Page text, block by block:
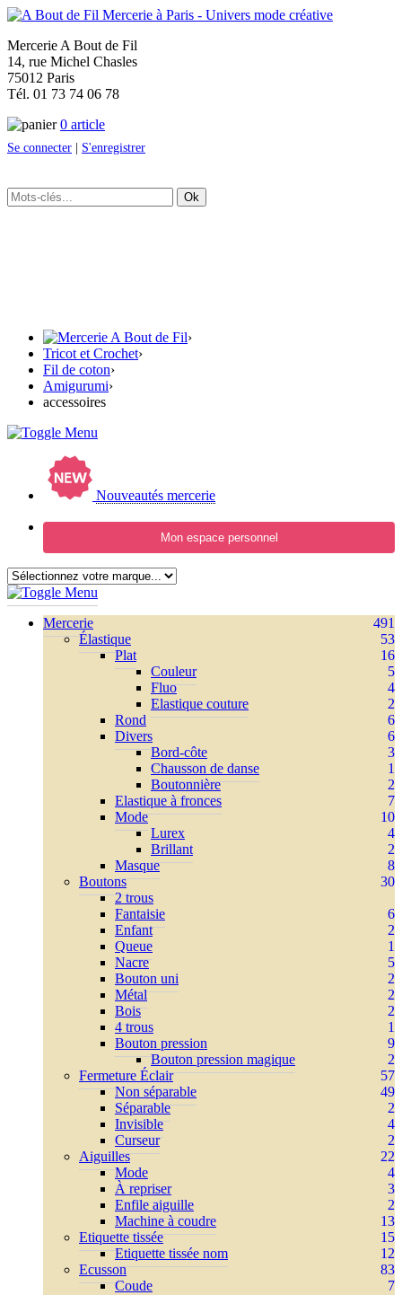
Mercerie A Bout de Fil
14, rue Michel Chasles
75012 Paris
Tél. 01 73 74 06 78
0 article
Se connecter | S'enregistrer
Ok
›
Tricot et Crochet›
Fil de coton›
Amigurumi›
accessoires
Nouveautés mercerie
Mon espace personnel
Mercerie
491
Élastique
53
Plat
16
Couleur
5
Fluo
4
Elastique couture
2
Rond
6
Divers
6
Bord-côte
3
Chausson de danse
1
Boutonnière
2
Elastique à fronces
7
Mode
10
Lurex
4
Brillant
2
Masque
8
Boutons
30
2 trous
Fantaisie
6
Enfant
2
Queue
1
Nacre
5
Bouton uni
2
Métal
2
Bois
2
4 trous
1
Bouton pression
9
Bouton pression magique
2
Fermeture Éclair
57
Non séparable
49
Séparable
2
Invisible
4
Curseur
2
Aiguilles
22
Mode
4
À repriser
3
Enfile aiguille
2
Machine à coudre
13
Etiquette tissée
15
Etiquette tissée nom
12
Ecusson
83
Coude
7